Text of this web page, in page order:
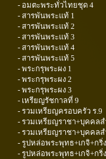
- อมตะพระทั่วไทยชุด 4
- สารพันพระแท้ 1
- สารพันพระแท้ 2
- สารพันพระแท้ 3
- สารพันพระแท้ 4
- สารพันพระแท้ 5
- พระกรุพระผง 1
- พระกรุพระผง 2
- พระกรุพระผง 3
- เหรียญรัชกาลที่ 9
- รวมเหรียญครอบครัว ร.9
- รวมเหรียญราชา+บุคคล
- รวมเหรียญราชา+บุคคล
- รูปหล่อพระพุทธ+เกจิ+กริ่
- รูปหล่อพระพุทธ+เกจิ+กริ่